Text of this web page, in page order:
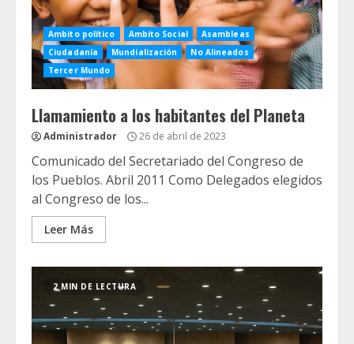
Ambito político Ambito Social
Asambleas
Ciudadanía
Mundialización
No Alineados
Tercer Mundo
Llamamiento a los habitantes del Planeta
Administrador 26 de abril de 2023
Comunicado del Secretariado del Congreso de
los Pueblos. Abril 2011 Como Delegados elegidos
al Congreso de los...
Leer Más
2 MIN DE LECTURA